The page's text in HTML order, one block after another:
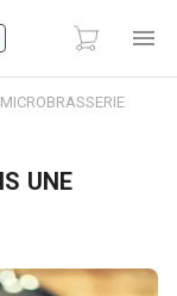
UNE